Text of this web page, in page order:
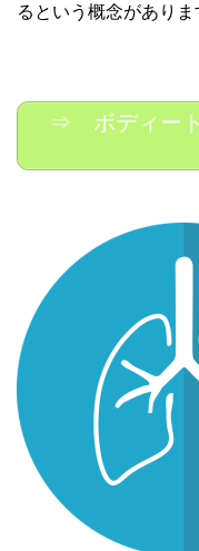
るという概念がありま
⇒ ボディート